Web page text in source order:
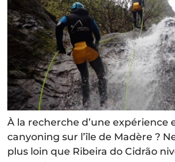
À la recherche d’une expérience
canyoning sur l’île de Madère ?
plus loin que Ribeira do Cidrão